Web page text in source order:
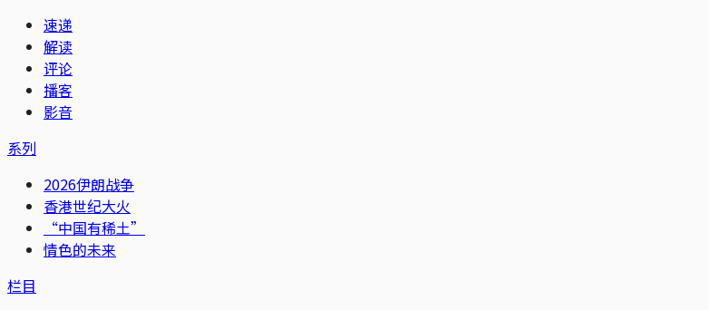
速递
解读
评论
播客
影音
系列
2026伊朗战争
香港世纪大火
“中国有稀土”
情色的未来
栏目